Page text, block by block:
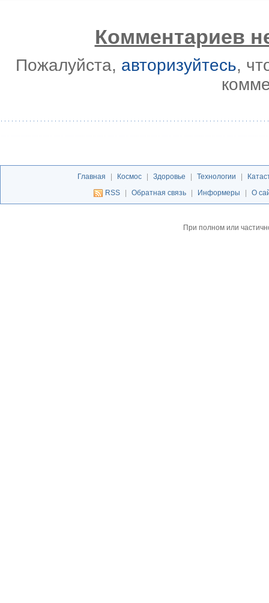
Комментариев
Пожалуйста, авторизуйтесь,
Главная Космос Здоровье Технологии
RSS
Обратная связь Информеры О
При полном или